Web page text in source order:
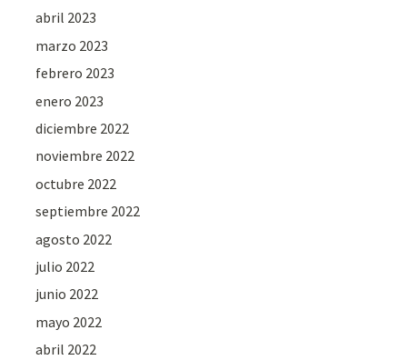
abril 2023
marzo 2023
febrero 2023
enero 2023
diciembre 2022
noviembre 2022
octubre 2022
septiembre 2022
agosto 2022
julio 2022
junio 2022
mayo 2022
abril 2022